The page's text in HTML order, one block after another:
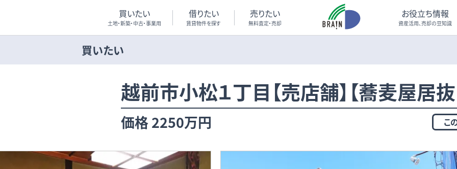
買いたい
土地・新築・中古・事業用
借りたい
賃貸物件を探す
売りたい
無料査定・売却
お役立ち情報
資産活用、売却の豆知識
買いたい
越前市小松１丁目【売店舗】【蕎麦屋居
価格 2250万円 こ